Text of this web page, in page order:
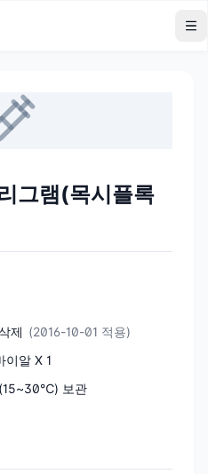
그램(목시플록
제 (2016-10-01 적용)
이알 X 1
보관